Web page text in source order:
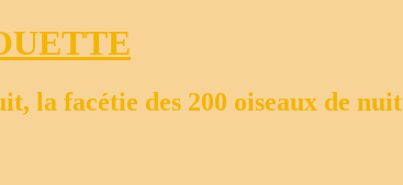
la facétie des 200 oiseaux de nuit